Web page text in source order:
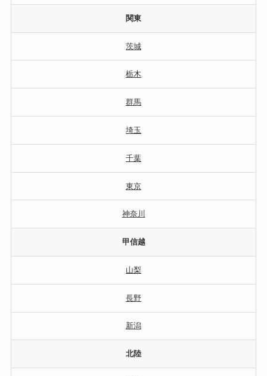
関東
茨城
栃木
群馬
埼玉
千葉
東京
神奈川
甲信越
山梨
長野
新潟
北陸